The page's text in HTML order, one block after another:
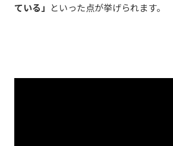
ている」 といった点が挙げられます。